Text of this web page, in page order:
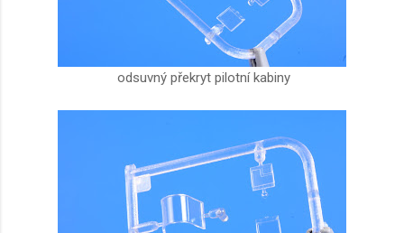
odsuvný překryt pilotní kabiny